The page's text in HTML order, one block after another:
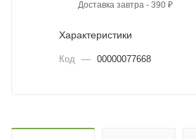
Доставка завтра - 390 ₽
Характеристики
Код — 00000077668